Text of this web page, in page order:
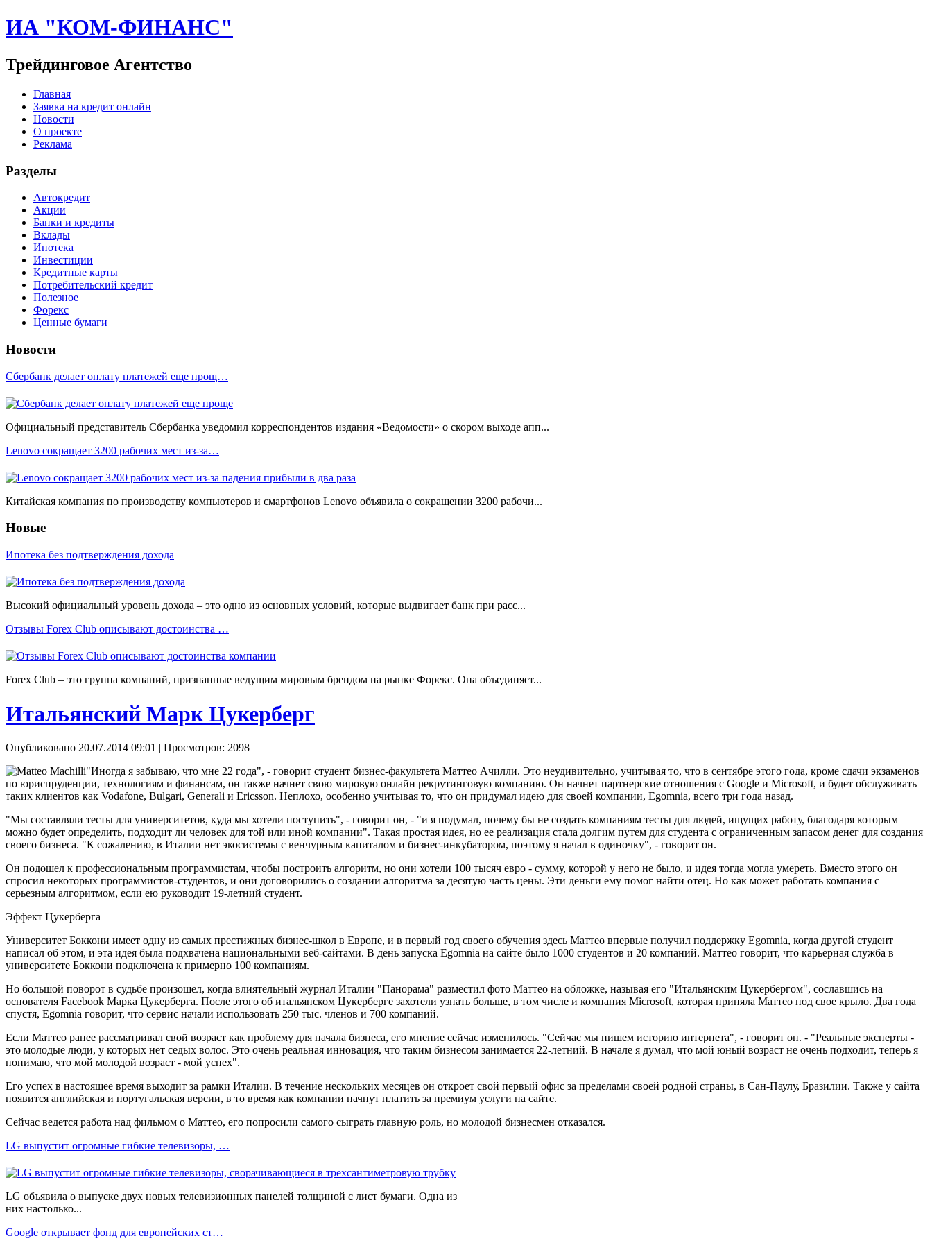
ИА "КОМ-ФИНАНС"
Трейдинговое Агентство
Главная
Заявка на кредит онлайн
Новости
О проекте
Реклама
Разделы
Автокредит
Акции
Банки и кредиты
Вклады
Ипотека
Инвестиции
Кредитные карты
Потребительский кредит
Полезное
Форекс
Ценные бумаги
Новости
Сбербанк делает оплату платежей еще прощ…
Официальный представитель Сбербанка уведомил корреспондентов издания «Ведомости» о скором выходе апп...
Lenovo сокращает 3200 рабочих мест из-за…
Китайская компания по производству компьютеров и смартфонов Lenovo объявила о сокращении 3200 рабочи...
Новые
Ипотека без подтверждения дохода
Высокий официальный уровень дохода – это одно из основных условий, которые выдвигает банк при расс...
Отзывы Forex Сlub описывают достоинства …
Forex Сlub – это группа компаний, признанные ведущим мировым брендом на рынке Форекс. Она объединяет...
Итальянский Марк Цукерберг
Опубликовано 20.07.2014 09:01 | Просмотров: 2098
"Иногда я забываю, что мне 22 года", - говорит студент бизнес-факультета Маттео Ачилли. Это неудивительно, учитывая то, что в сентябре этого года, кроме сдачи экзаменов
по юриспруденции, технологиям и финансам, он также начнет свою мировую онлайн рекрутинговую компанию. Он начнет партнерские отношения с Google и Microsoft, и будет обслуживать
таких клиентов как Vodafone, Bulgari, Generali и Ericsson. Неплохо, особенно учитывая то, что он придумал идею для своей компании, Egomnia, всего три года назад.
"Мы составляли тесты для университетов, куда мы хотели поступить", - говорит он, - "и я подумал, почему бы не создать компаниям тесты для людей, ищущих работу, благодаря которым
можно будет определить, подходит ли человек для той или иной компании". Такая простая идея, но ее реализация стала долгим путем для студента с ограниченным запасом денег для создания
своего бизнеса. "К сожалению, в Италии нет экосистемы с венчурным капиталом и бизнес-инкубатором, поэтому я начал в одиночку", - говорит он.
Он подошел к профессиональным программистам, чтобы построить алгоритм, но они хотели 100 тысяч евро - сумму, которой у него не было, и идея тогда могла умереть. Вместо этого он
спросил некоторых программистов-студентов, и они договорились о создании алгоритма за десятую часть цены. Эти деньги ему помог найти отец. Но как может работать компания с
серьезным алгоритмом, если ею руководит 19-летний студент.
Эффект Цукерберга
Университет Боккони имеет одну из самых престижных бизнес-школ в Европе, и в первый год своего обучения здесь Маттео впервые получил поддержку Egomnia, когда другой студент
написал об этом, и эта идея была подхвачена национальными веб-сайтами. В день запуска Egomnia на сайте было 1000 студентов и 20 компаний. Маттео говорит, что карьерная служба в
университете Боккони подключена к примерно 100 компаниям.
Но большой поворот в судьбе произошел, когда влиятельный журнал Италии "Панорама" разместил фото Маттео на обложке, называя его "Итальянским Цукербергом", сославшись на
основателя Facebook Марка Цукерберга. После этого об итальянском Цукерберге захотели узнать больше, в том числе и компания Microsoft, которая приняла Маттео под свое крыло. Два года
спустя, Egomnia говорит, что сервис начали использовать 250 тыс. членов и 700 компаний.
Если Маттео ранее рассматривал свой возраст как проблему для начала бизнеса, его мнение сейчас изменилось. "Сейчас мы пишем историю интернета", - говорит он. - "Реальные эксперты -
это молодые люди, у которых нет седых волос. Это очень реальная инновация, что таким бизнесом занимается 22-летний. В начале я думал, что мой юный возраст не очень подходит, теперь я
понимаю, что мой молодой возраст - мой успех".
Его успех в настоящее время выходит за рамки Италии. В течение нескольких месяцев он откроет свой первый офис за пределами своей родной страны, в Сан-Паулу, Бразилии. Также у сайта
появится английская и португальская версии, в то время как компании начнут платить за премиум услуги на сайте.
Сейчас ведется работа над фильмом о Маттео, его попросили самого сыграть главную роль, но молодой бизнесмен отказался.
LG выпустит огромные гибкие телевизоры, …
LG объявила о выпуске двух новых телевизионных панелей толщиной с лист бумаги. Одна из
них настолько...
Google открывает фонд для европейских ст…